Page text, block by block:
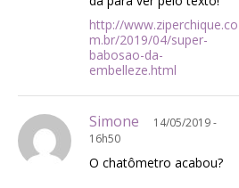
http://www.ziperchique.co
m.br/2019/04/super-
babosao-da-
embelleze.html
Simone
14/05/2019 -
16h50
O chatômetro acabou?